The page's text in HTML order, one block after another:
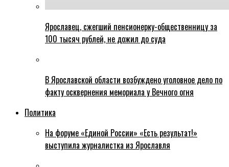
Ярославец, сжегший пенсионерку-общественницу за
100 тысяч рублей, не дожил до суда
В Ярославской области возбуждено уголовное дело по
факту осквернения мемориала у Вечного огня
Политика
На форуме «Единой России» «Есть результат!»
выступила журналистка из Ярославля